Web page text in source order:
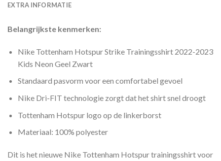
EXTRA INFORMATIE
Belangrijkste kenmerken:
Nike Tottenham Hotspur Strike Trainingsshirt 2022-2023
Kids Neon Geel Zwart
Standaard pasvorm voor een comfortabel gevoel
Nike Dri-FIT technologie zorgt dat het shirt snel droogt
Tottenham Hotspur logo op de linkerborst
Materiaal: 100% polyester
Dit is het nieuwe Nike Tottenham Hotspur trainingsshirt voor